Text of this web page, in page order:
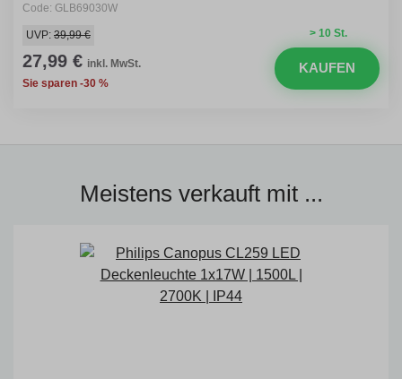
Code: GLB69030W
> 10 St.
UVP: 39,99 €
27,99 € inkl. MwSt.
Sie sparen -30 %
KAUFEN
Meistens verkauft mit ...